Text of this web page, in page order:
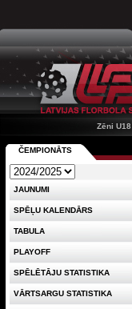
Zēni U18
ČEMPIONĀTS
JAUNUMI
SPĒĻU KALENDĀRS
TABULA
PLAYOFF
SPĒLĒTĀJU STATISTIKA
VĀRTSARGU STATISTIKA